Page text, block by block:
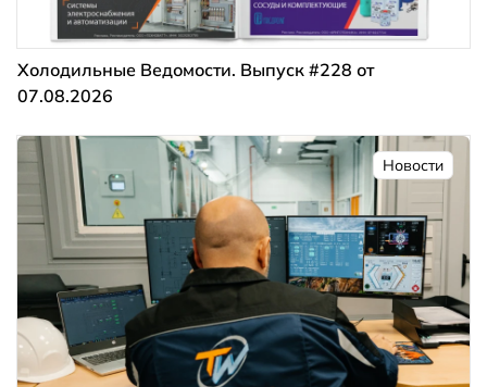
Холодильные Ведомости. Выпуск #228 от
07.08.2026
Новости